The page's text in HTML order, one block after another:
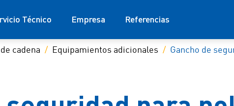
Técnico Empresa Referencias
cadena Equipamientos adicionales Gancho de